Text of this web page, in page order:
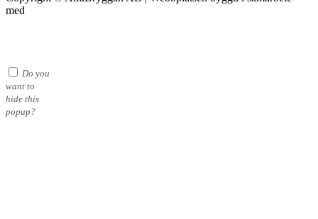
med
Do you
want to
hide this
popup?